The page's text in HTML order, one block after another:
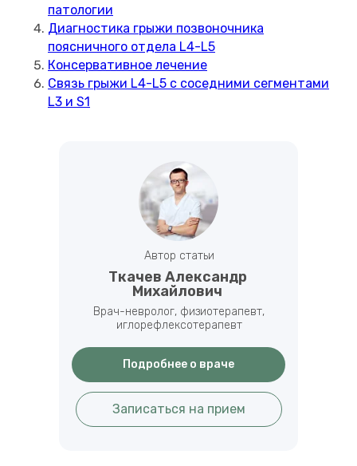
патологии
Диагностика грыжи позвоночника
поясничного отдела L4-L5
Консервативное лечение
Связь грыжи L4-L5 с соседними сегментами
L3 и S1
Подробнее о враче
Врач-невролог, физиотерапевт,
иглорефлексотерапевт
Автор статьи
Записаться на прием
Ткачев Александр
Михайлович